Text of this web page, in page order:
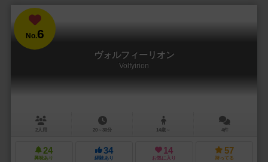
No.6
ヴォルフィーリオン
Volfyirion
2人用 20～30分 14歳～ 4件
24
興味あり
34
経験あり
14
お気に入り
57
持ってる